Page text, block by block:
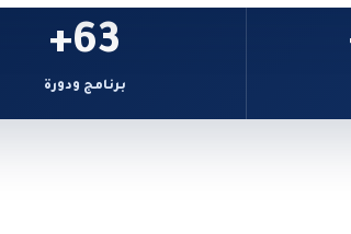
63+
برنامج ودورة